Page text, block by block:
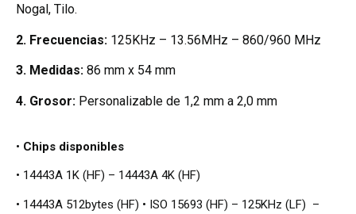
Nogal, Tilo.
2. Frecuencias: 125KHz – 13.56MHz – 860/960 MHz
3. Medidas: 86 mm x 54 mm
4. Grosor: Personalizable de 1,2 mm a 2,0 mm
• Chips disponibles
• 14443A 1K (HF) – 14443A 4K (HF)
• 14443A 512bytes (HF) • ISO 15693 (HF) – 125KHz (LF) –